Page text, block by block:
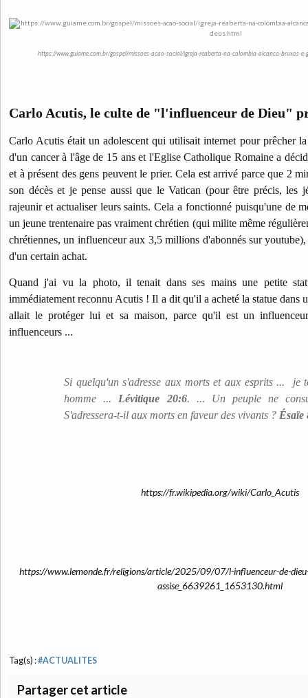
https://www.guiame.com.br/gospel/missoes-acao-social/igreja-reaberta-na-colombia-alcanca-bruxos-e-
Carlo Acutis, le culte de "l'influenceur de Dieu"
Carlo Acutis était un adolescent qui utilisait internet pour prêcher
d'un cancer à l'âge de 15 ans et l'Eglise Catholique Romaine a
et à présent des gens peuvent le prier. Cela est arrivé parce que 2
son décès et je pense aussi que le Vatican (pour être précis, les
rajeunir et actualiser leurs saints. Cela a fonctionné puisqu'une de
un jeune trentenaire pas vraiment chrétien (qui milite même
chrétiennes, un influenceur aux 3,5 millions d'abonnés sur
d'un certain achat.
Quand j'ai vu la photo, il tenait dans ses mains une petite
immédiatement reconnu Acutis ! Il a dit qu'il a acheté la statue dans
allait le protéger lui et sa maison, parce qu'il est un
influenceurs ...
Si quelqu'un s'adresse aux morts et aux esprits ... je
homme ... Lévitique 20:6. ... Un peuple ne
S'adressera-t-il aux morts en faveur des vivants ? Ésaïe
https://fr.wikipedia.org/wiki/Carlo_Acutis
https://www.lemonde.fr/religions/article/2025/09/07/l-influenceur-de-
assise_6639261_1653130.html
Tag(s) :#ACTUALITES
Partager cet article